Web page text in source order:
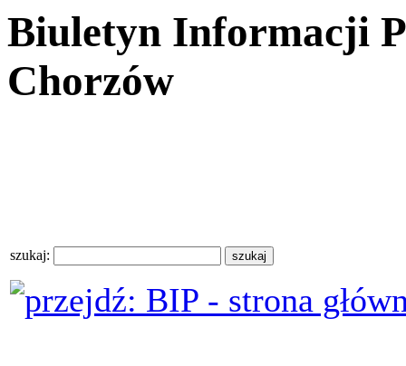
Biuletyn Informacji
Chorzów
szukaj: